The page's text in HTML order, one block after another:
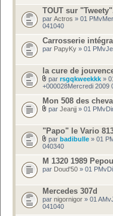
TOUT sur
par Actros » 01
041040
Carrosserie
par PapyKy » 01
la cure de
par rsgqkweekkk »
+000028Mercredi 2009
Mon 508 des
par Jeanjj » 01
"Papo" le Vario
par badibulle » 01
040340
M 1320 1989
par Doud'50 » 01
Mercedes 307d
par nigornigor » 01
041040